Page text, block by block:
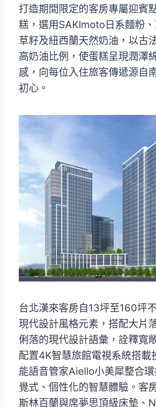
打造期間限定的客房專屬迎賓
糕，選用SAKImoto日系麵粉
草籽及紐西蘭天然奶油，以古
高奶油比例，使蛋糕呈現潤澤
感，向每位入住旅客傳遞源自
初心。
台北漢來客房自13坪至160坪
現代設計風格元素，搭配大片
俐落的現代設計語彙，詮釋寬
配置4K智慧旅館電視系統搭載
能語音管家Aiello小美犀整合
覺式、個性化的智慧體驗。客
斯林百蘭與席夢思頂級床墊、